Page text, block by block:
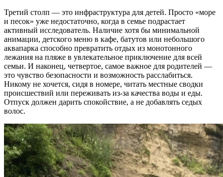
Третий столп — это инфраструктура для детей. Просто «море
и песок» уже недостаточно, когда в семье подрастает
активный исследователь. Наличие хотя бы минимальной
анимации, детского меню в кафе, батутов или небольшого
аквапарка способно превратить отдых из монотонного
лежания на пляже в увлекательное приключение для всей
семьи. И наконец, четвертое, самое важное для родителей —
это чувство безопасности и возможность расслабиться.
Никому не хочется, сидя в номере, читать местные сводки
происшествий или переживать из-за качества воды и еды.
Отпуск должен дарить спокойствие, а не добавлять седых
волос.